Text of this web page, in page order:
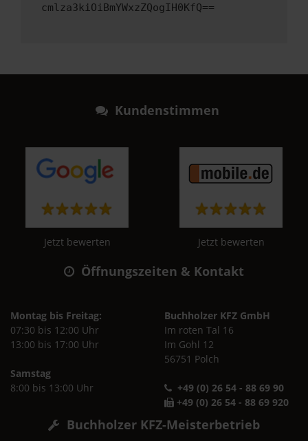
cmlza3kiOiBmYWxzZQogIH0KfQ==
Kundenstimmen
Jetzt bewerten Jetzt bewerten
Öffnungszeiten & Kontakt
Montag bis Freitag:
07:30 bis 12:00 Uhr
13:00 bis 17:00 Uhr
Samstag
8:00 bis 13:00 Uhr
Buchholzer KFZ GmbH
Im roten Tal 16
Im Gohl 12
56751 Polch
+49 (0) 26 54 - 88 69 90
+49 (0) 26 54 - 88 69 920
Buchholzer KFZ-Meisterbetrieb